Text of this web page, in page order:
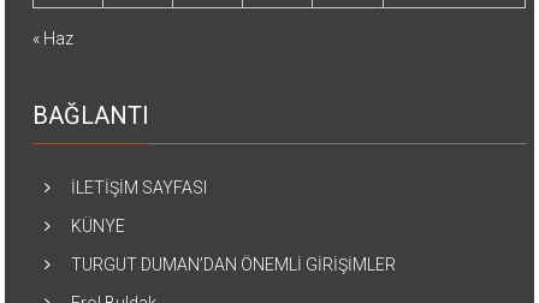
« Haz
BAĞLANTI
İLETİŞİM SAYFASI
KÜNYE
TURGUT DUMAN’DAN ÖNEMLİ GİRİŞİMLER